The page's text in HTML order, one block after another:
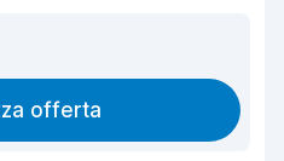
offerta